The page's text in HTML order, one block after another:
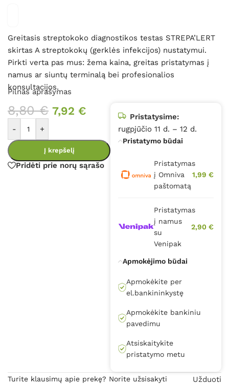
Greitasis streptokoko diagnostikos testas STREPA’LERT
skirtas A streptokokų (gerklės infekcijos) nustatymui.
Pirkti verta pas mus: žema kaina, greitas pristatymas į
namus ar siuntų terminalą bei profesionalios
konsultacijos.
Pilnas aprašymas
8,80€ 7,92 €
- +
Į krepšelį
Pridėti prie norų sąrašo
Pristatysime:
rugpjūčio 11 d. – 12 d.
Pristatymo būdai
Pristatymas
į Omniva
paštomatą
1,99 €
Pristatymas
į namus
su
Venipak
2,90 €
Apmokėjimo būdai
Apmokėkite per
el.bankininkystę
Apmokėkite bankiniu
pavedimu
Atsiskaitykite
pristatymo metu
Turite klausimų apie prekę? Norite užsisakyti
Užduoti